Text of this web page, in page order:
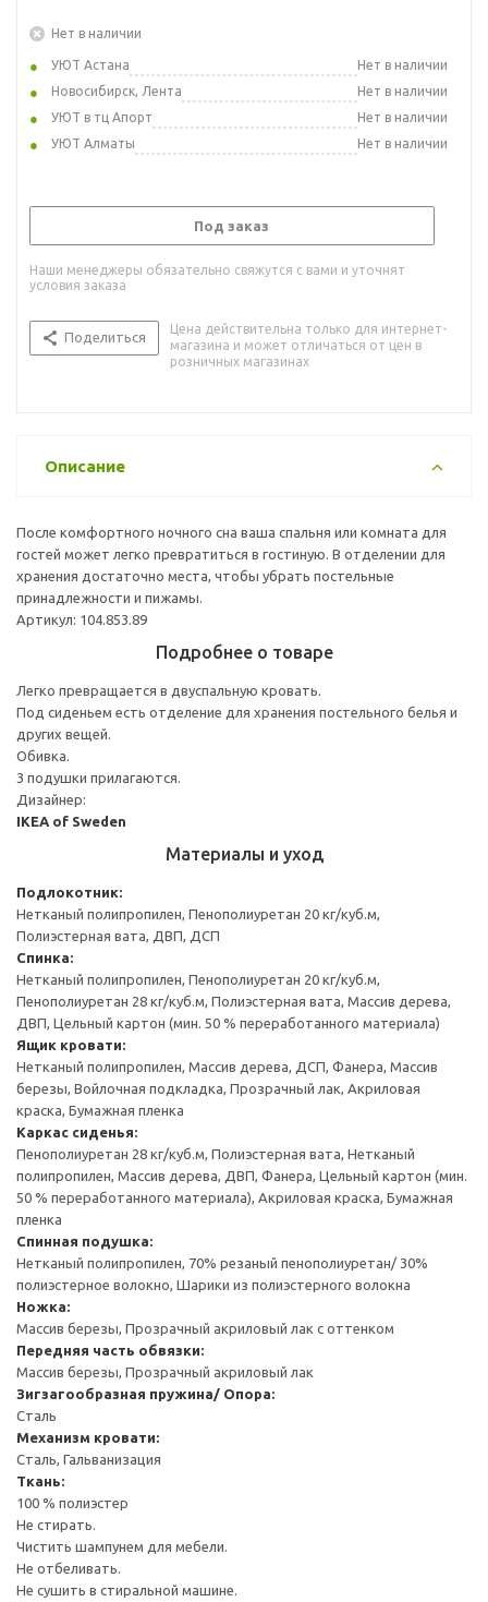
Нет в наличии
УЮТ Астана
Нет в наличии
Новосибирск, Лента
Нет в наличии
УЮТ в тц Апорт
Нет в наличии
УЮТ Алматы
Нет в наличии
Под заказ
Наши менеджеры обязательно свяжутся с вами и уточнят
условия заказа
Поделиться
Цена действительна только для интернет-
магазина и может отличаться от цен в
розничных магазинах
Описание
После комфортного ночного сна ваша спальня или комната для
гостей может легко превратиться в гостиную. В отделении для
хранения достаточно места, чтобы убрать постельные
принадлежности и пижамы.
Артикул: 104.853.89
Подробнее о товаре
Легко превращается в двуспальную кровать.
Под сиденьем есть отделение для хранения постельного белья и
других вещей.
Обивка.
3 подушки прилагаются.
Дизайнер:
IKEA of Sweden
Материалы и уход
Подлокотник:
Нетканый полипропилен, Пенополиуретан 20 кг/куб.м,
Полиэстерная вата, ДВП, ДСП
Спинка:
Нетканый полипропилен, Пенополиуретан 20 кг/куб.м,
Пенополиуретан 28 кг/куб.м, Полиэстерная вата, Массив дерева,
ДВП, Цельный картон (мин. 50 % переработанного материала)
Ящик кровати:
Нетканый полипропилен, Массив дерева, ДСП, Фанера, Массив
березы, Войлочная подкладка, Прозрачный лак, Акриловая
краска, Бумажная пленка
Каркас сиденья:
Пенополиуретан 28 кг/куб.м, Полиэстерная вата, Нетканый
полипропилен, Массив дерева, ДВП, Фанера, Цельный картон (мин.
50 % переработанного материала), Акриловая краска, Бумажная
пленка
Спинная подушка:
Нетканый полипропилен, 70% резаный пенополиуретан/ 30%
полиэстерное волокно, Шарики из полиэстерного волокна
Ножка:
Массив березы, Прозрачный акриловый лак с оттенком
Передняя часть обвязки:
Массив березы, Прозрачный акриловый лак
Зигзагообразная пружина/ Опора:
Сталь
Механизм кровати:
Сталь, Гальванизация
Ткань:
100 % полиэстер
Не стирать.
Чистить шампунем для мебели.
Не отбеливать.
Не сушить в стиральной машине.